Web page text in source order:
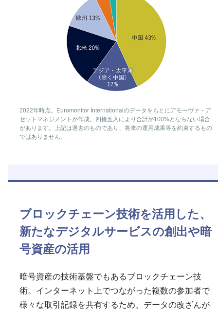
2022年時点。Euromonitor Internationalのデータをもとにアモーヴァ・ア
セットマネジメントが作成。四捨五入により合計が100%とならない場合
があります。上記は過去のものであり、将来の運用成果等を約束するもの
ではありません。
ブロックチェーン技術を活用した、
新たなデジタルサービスの創出や暗
号資産の活用
暗号資産の技術基盤でもあるブロックチェーン技
術。インターネット上でつながった複数の参加者で
様々な取引記録を共有するため、データの改ざんが